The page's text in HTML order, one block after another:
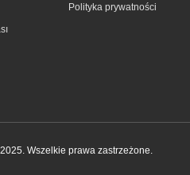
Polityka prywatności
Wszelkie prawa zastrzeżone.